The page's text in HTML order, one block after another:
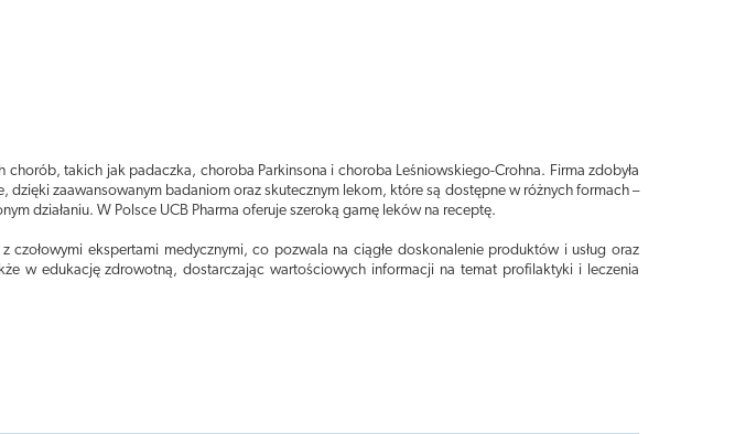
chorób, takich jak padaczka, choroba Parkinsona i choroba Leśniowskiego-Crohna. Firma zdobyła
dzięki zaawansowanym badaniom oraz skutecznym lekom, które są dostępne w różnych formach –
działaniu. W Polsce UCB Pharma oferuje szeroką gamę leków na receptę.
czołowymi ekspertami medycznymi, co pozwala na ciągłe doskonalenie produktów i usług oraz
w edukację zdrowotną, dostarczając wartościowych informacji na temat profilaktyki i leczenia